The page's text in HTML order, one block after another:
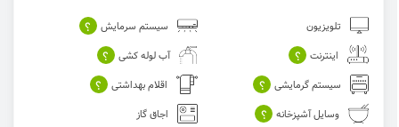
تلویزیون سیستم سرمایش ؟
اینترنت ؟ آب لوله کشی ؟
سیستم گرمایشی ؟ اقلام بهداشتی ؟
وسایل آشپزخانه ؟
اجاق گاز